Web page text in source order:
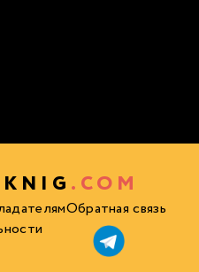
.COM
Обратная связь